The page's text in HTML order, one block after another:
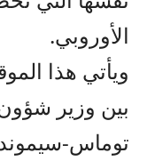
الأوروبي.
ويأتي هذا
بين وزير شؤون
توماس-